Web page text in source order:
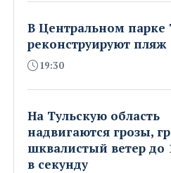
В Центральном парке
реконструируют пляж
19:30
На Тульскую область
надвигаются грозы,
шквалистый ветер до
в секунду